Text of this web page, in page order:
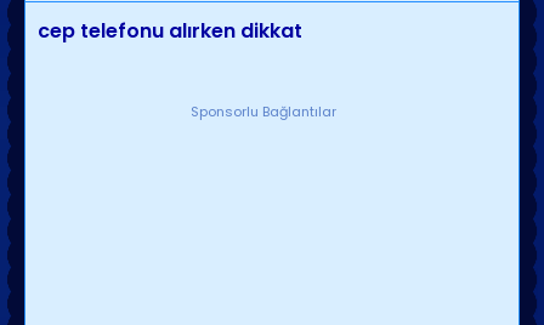
cep telefonu alırken dikkat
Sponsorlu Bağlantılar